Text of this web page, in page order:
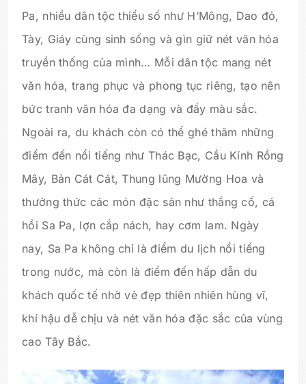
Pa, nhiều dân tộc thiểu số như H’Mông, Dao đỏ,
Tày, Giáy cùng sinh sống và gìn giữ nét văn hóa
truyền thống của mình… Mỗi dân tộc mang nét
văn hóa, trang phục và phong tục riêng, tạo nên
bức tranh văn hóa đa dạng và đầy màu sắc.
Ngoài ra, du khách còn có thể ghé thăm những
điểm đến nổi tiếng như Thác Bạc, Cầu Kính Rồng
Mây, Bản Cát Cát, Thung lũng Mường Hoa và
thưởng thức các món đặc sản như thắng cố, cá
hồi Sa Pa, lợn cắp nách, hay cơm lam. Ngày
nay, Sa Pa không chỉ là điểm du lịch nổi tiếng
trong nước, mà còn là điểm đến hấp dẫn du
khách quốc tế nhờ vẻ đẹp thiên nhiên hùng vĩ,
khí hậu dễ chịu và nét văn hóa đặc sắc của vùng
cao Tây Bắc.